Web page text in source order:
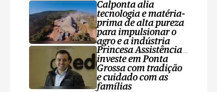
Calponta alia
tecnologia e matéria-
prima de alta pureza
para impulsionar o
agro e a indústria
Princesa Assistência
investe em Ponta
Grossa com tradição
e cuidado com as
famílias